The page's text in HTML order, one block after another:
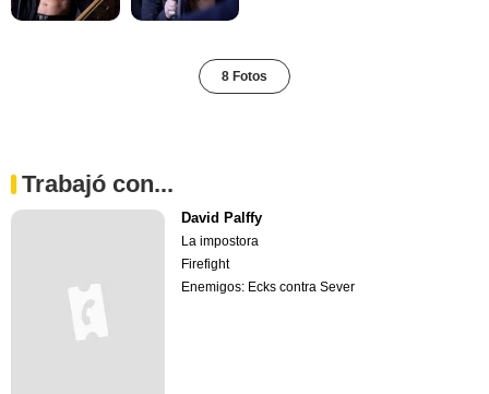
8 Fotos
Trabajó con...
David Palffy
La impostora
Firefight
Enemigos: Ecks contra Sever